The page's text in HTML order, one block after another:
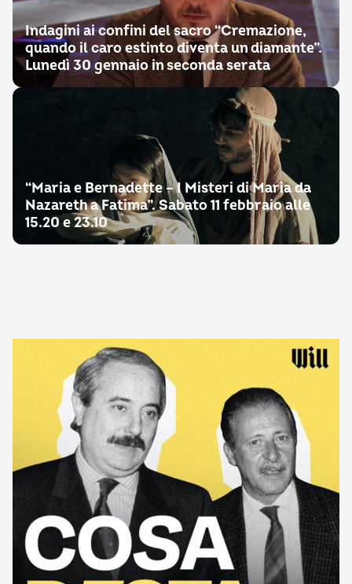
Indagini ai confini del sacro “Cremazione,
quando il caro estinto diventa un diamante”.
Lunedì 30 gennaio in seconda serata
“Maria e Bernadette – I Misteri di Maria da
Nazareth a Fatima”. Sabato 11 febbraio alle
15.20 e 23.10